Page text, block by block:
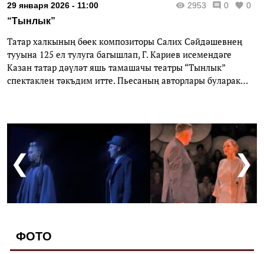
29 января 2026 - 11:00 2953 0 0
“Тынлык”
Татар халкының бөек композиторы Салих Сәйдәшевнең
тууына 125 ел тулуга багышлап, Г. Кариев исемендәге
Казан татар дәүләт яшь тамашачы театры “Тынлык”
спектаклен тәкъдим итте. Пьесаның авторлары буларак
❮ ❯
ФОТО